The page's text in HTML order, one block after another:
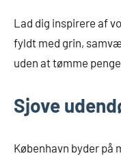
Lad dig inspirere af
fyldt med grin,
uden at tømme
Sjove
København byder på